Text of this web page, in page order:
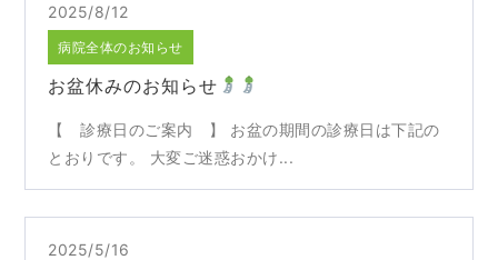
2025/8/12
病院全体のお知らせ
お盆休みのお知らせ
【 診療日のご案内 】 お盆の期間の診療日は下記の
とおりです。 大変ご迷惑おかけ...
2025/5/16